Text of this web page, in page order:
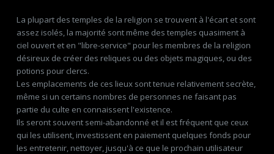
La plupart des temples de la religion se trouvent à l'écart et sont
assez isolés, la majorité sont même des temples quasiment à
ciel ouvert et en "libre-service" pour les membres de la religion
désireux de créer des reliques ou des objets magiques, ou des
potions pour clercs.
Les emplacements de ces lieux sont tenue relativement secrète,
même si un certains nombres de personnes ne faisant pas
partie du culte en connaissent l'existence.
Ils seront souvent semi-abandonné et il est fréquent que ceux
qui les utilisent, investissent en paiement quelques fonds pour
les entretenir, nettoyer, jusqu'à ce que le prochain utilisateur